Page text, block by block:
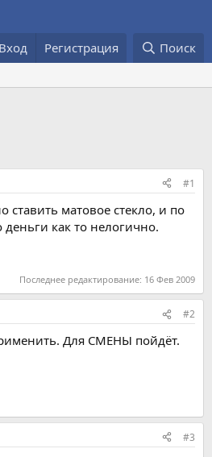
Вход Регистрация Поиск
#1
ставить матовое стекло, и по
деньги как то нелогично.
Последнее редактирование: 16 Фев 2009
#2
Для СМЕНЫ пойдёт.
#3